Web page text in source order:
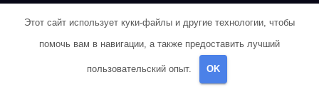
7FKTW3MA 7FRYD8I9 7FX48QP3 7GDV0B8J 7GER99GF
7H8LPLGJ 7I854907 7IAYUF4X
Этот сайт использует куки-файлы и другие технологии, чтобы
помочь вам в навигации, а также предоставить лучший
пользовательский опыт. OK